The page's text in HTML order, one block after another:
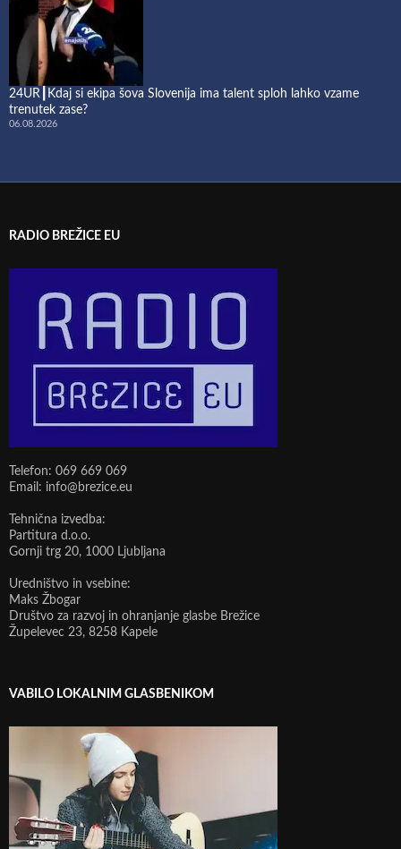
24UR┃Kdaj si ekipa šova Slovenija ima talent sploh lahko vzame
trenutek zase?
06.08.2026
RADIO BREŽICE EU
Telefon: 069 669 069
Email: info@brezice.eu
Tehnična izvedba:
Partitura d.o.o.
Gornji trg 20, 1000 Ljubljana
Uredništvo in vsebine:
Maks Žbogar
Društvo za razvoj in ohranjanje glasbe Brežice
Župelevec 23, 8258 Kapele
VABILO LOKALNIM GLASBENIKOM